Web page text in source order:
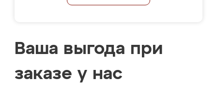
Ваша выгода при
заказе у нас